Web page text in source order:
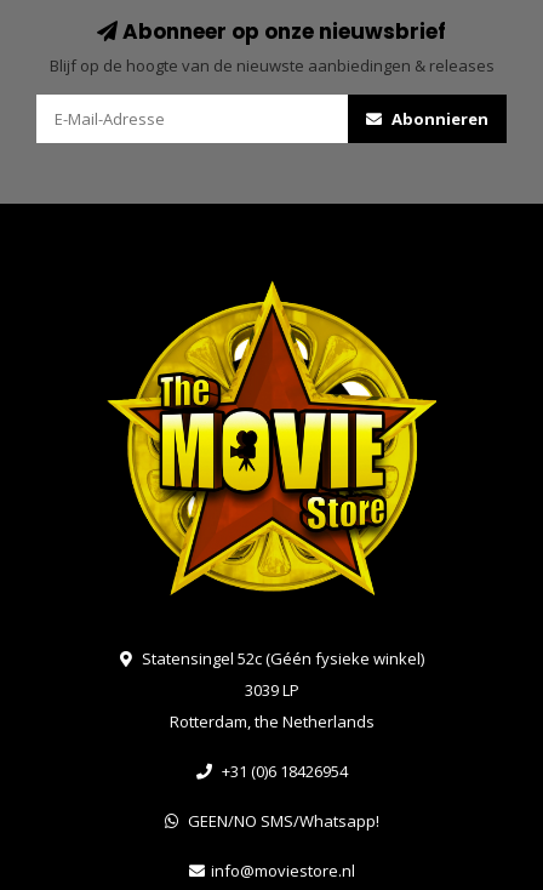
Abonneer op onze nieuwsbrief
Blijf op de hoogte van de nieuwste aanbiedingen & releases
Abonnieren
Statensingel 52c (Géén fysieke winkel)
3039 LP
Rotterdam, the Netherlands
+31 (0)6 18426954
GEEN/NO SMS/Whatsapp!
info@moviestore.nl